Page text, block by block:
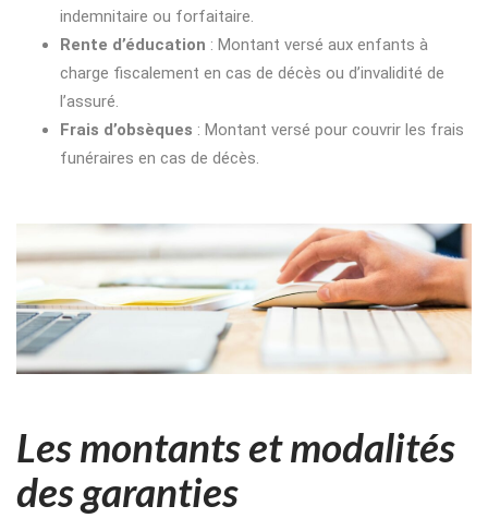
indemnitaire ou forfaitaire.
Rente d’éducation : Montant versé aux enfants à
charge fiscalement en cas de décès ou d’invalidité de
l’assuré.
Frais d’obsèques : Montant versé pour couvrir les frais
funéraires en cas de décès.
Les montants et modalités
des garanties